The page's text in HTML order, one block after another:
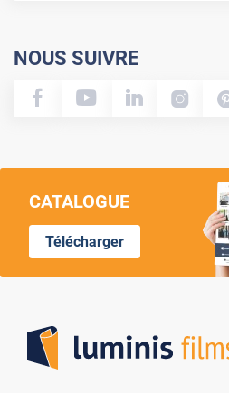
NOUS SUIVRE
CATALOGUE
Télécharger